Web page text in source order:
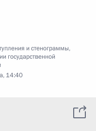
и стенограммы,
государственной
14:40